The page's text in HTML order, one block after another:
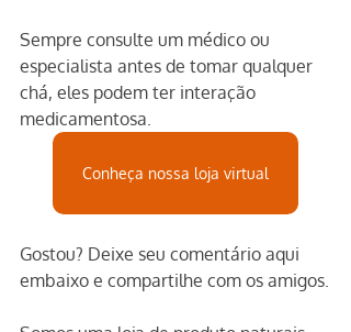
Sempre consulte um médico ou
especialista antes de tomar qualquer
chá, eles podem ter interação
medicamentosa.
Conheça nossa loja virtual
Gostou? Deixe seu comentário aqui
embaixo e compartilhe com os amigos.